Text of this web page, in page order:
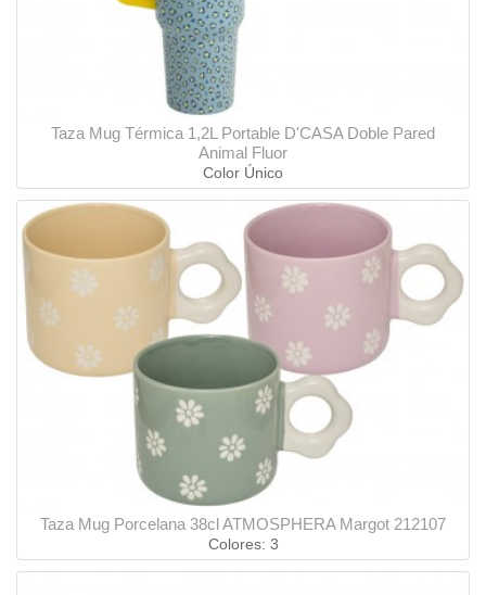
Taza Mug Térmica 1,2L Portable D'CASA Doble Pared
Animal Fluor
Color Único
Taza Mug Porcelana 38cl ATMOSPHERA Margot 212107
Colores: 3